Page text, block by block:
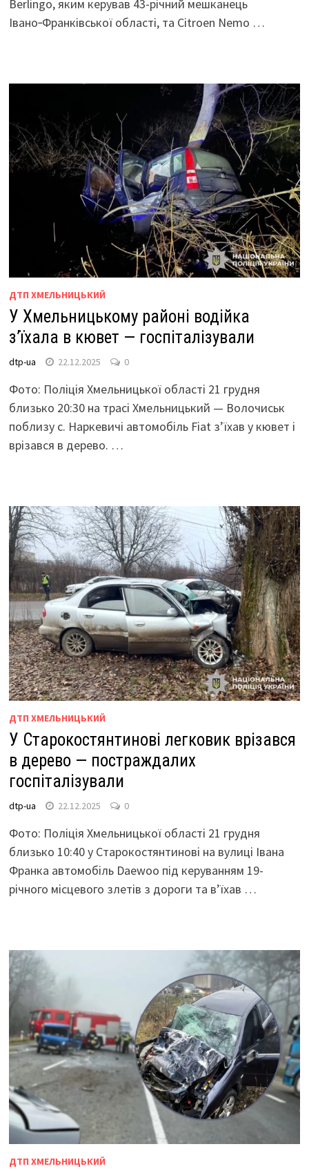
Berlingo, яким керував 43-річний мешканець
Івано‑Франківської області, та Citroen Nemo …
ДТП ХМЕЛЬНИЦЬКИЙ
У Хмельницькому районі водійка
з’їхала в кювет — госпіталізували
dtp-ua 22.12.2025 0
Фото: Поліція Хмельницької області 21 грудня
близько 20:30 на трасі Хмельницький — Волочиськ
поблизу с. Наркевичі автомобіль Fiat з’їхав у кювет і
врізався в дерево. …
ДТП ХМЕЛЬНИЦЬКИЙ
У Старокостянтинові легковик врізався
в дерево — постраждалих
госпіталізували
dtp-ua 22.12.2025 0
Фото: Поліція Хмельницької області 21 грудня
близько 10:40 у Старокостянтинові на вулиці Івана
Франка автомобіль Daewoo під керуванням 19-
річного місцевого злетів з дороги та вʼїхав …
ДТП ХМЕЛЬНИЦЬКИЙ